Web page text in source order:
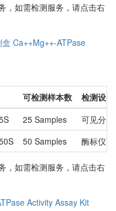
，如需检测服务，请点击右
Ca++Mg++-ATPase
可检测样本数
检测设备
25 Samples
可见分
50 Samples 酶标仪
，如需检测服务，请点击右
Activity Assay Kit